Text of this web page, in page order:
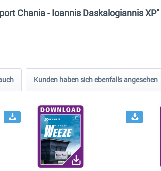
Chania - Ioannis Daskalogiannis XP"
Kunden haben sich ebenfalls angesehen